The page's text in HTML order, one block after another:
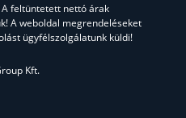
feltüntetett nettó árak
A weboldal megrendeléseket
ügyfélszolgálatunk küldi!
Kft.